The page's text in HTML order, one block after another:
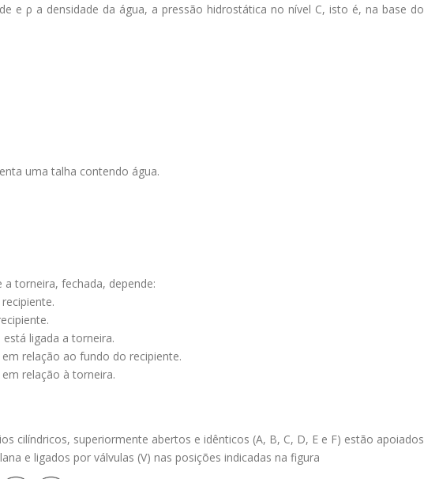
e ρ a densidade da água, a pressão hidrostática no nível C, isto é, na base do
uma talha contendo água.
torneira, fechada, depende:
ligada a torneira.
relação ao fundo do recipiente.
relação à torneira.
cilíndricos, superiormente abertos e idênticos (A, B, C, D, E e F) estão apoiados
e ligados por válvulas (V) nas posições indicadas na figura